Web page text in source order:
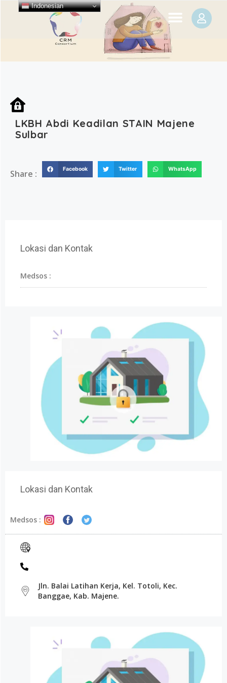
LKBH Abdi Keadilan STAIN Majene
Sulbar
Share : Facebook Twitter WhatsApp
Lokasi dan Kontak
Medsos :
Lokasi dan Kontak
Medsos :
Jln. Balai Latihan Kerja, Kel. Totoli, Kec.
Banggae, Kab. Majene.
Indonesian